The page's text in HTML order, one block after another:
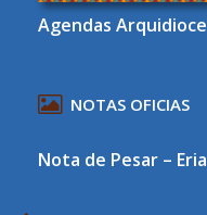
Agendas
NOTAS OFICIAS
Nota de Pesar –